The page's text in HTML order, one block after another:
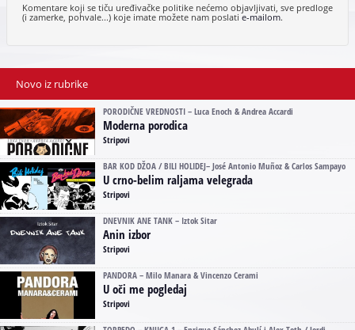
Komentare koji se tiču uređivačke politike nećemo objavljivati, sve predloge
(i zamerke, pohvale...) koje imate možete nam poslatie-mailom.
Novo iz rubrike
PORODIČNE VREDNOSTI – Luca Enoch & Andrea Accardi
Moderna porodica
Stripovi
BAR KOD DŽOA / BILI HOLIDEJ– José Antonio Muñoz & Carlos Sampayo
U crno-belim raljama velegrada
Stripovi
DNEVNIK ANE TANK – Iztok Sitar
Anin izbor
Stripovi
PANDORA – Milo Manara & Vincenzo Cerami
U oči me pogledaj
Stripovi